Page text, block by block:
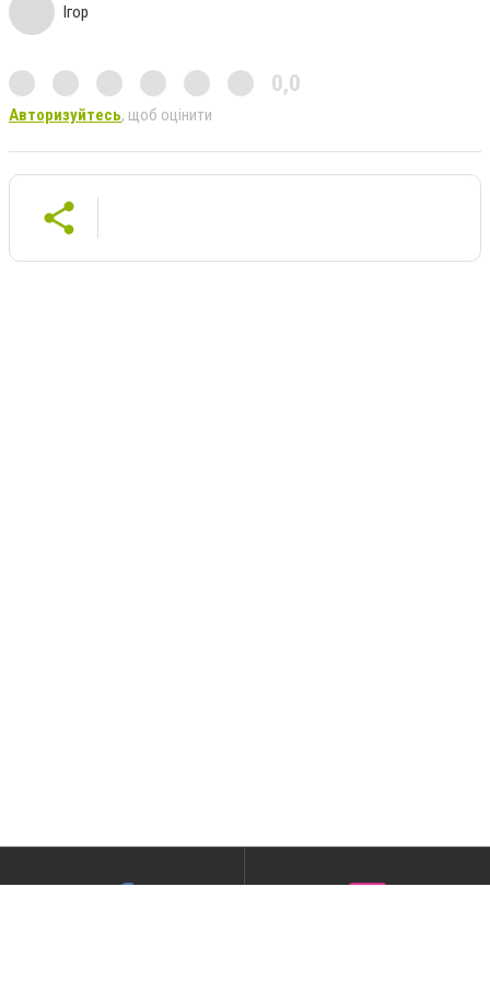
Ігор
0,0
Авторизуйтесь, щоб оцінити